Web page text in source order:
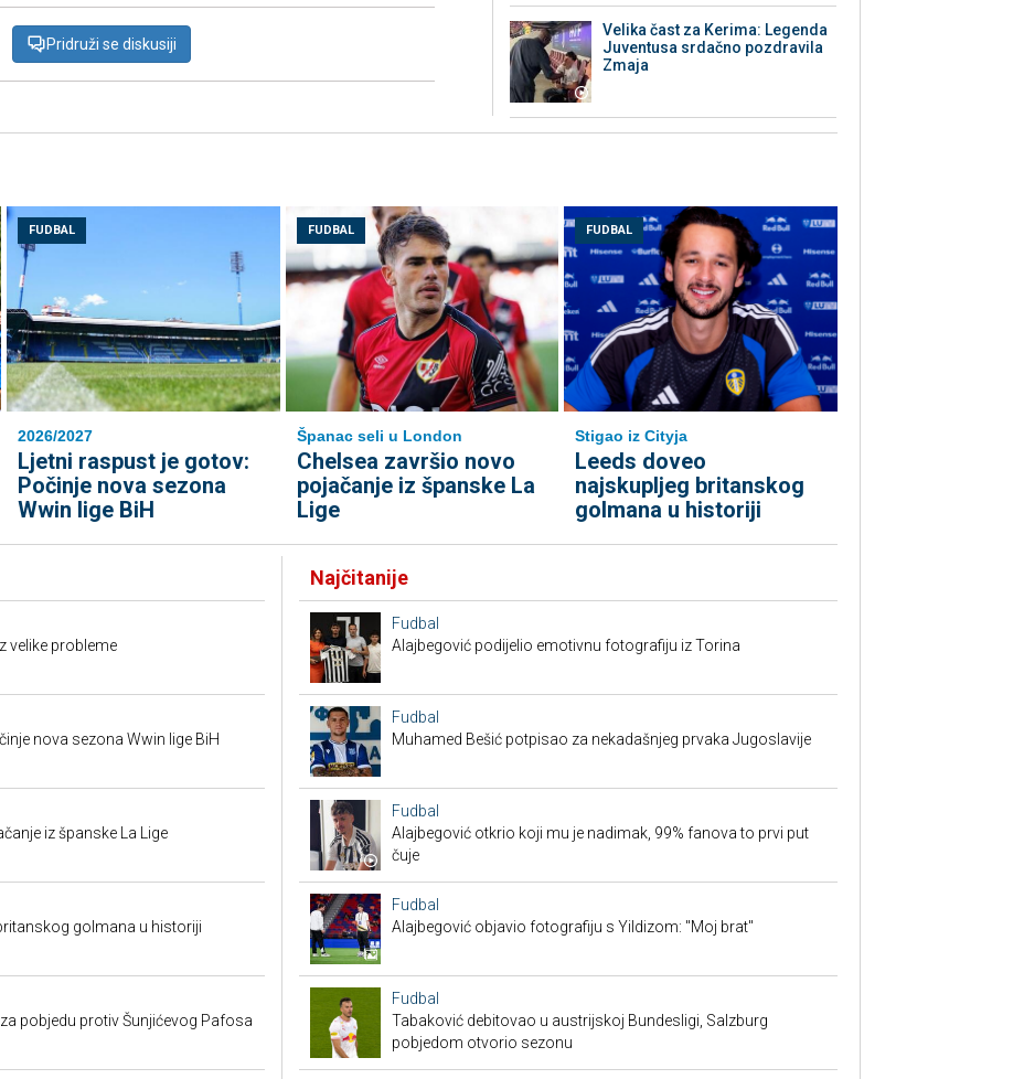
Pridruži se diskusiji
Velika čast za Kerima: Legenda
Juventusa srdačno pozdravila
Zmaja
FUDBAL
2026/2027
Ljetni raspust je gotov:
Počinje nova sezona
Wwin lige BiH
FUDBAL
Španac seli u London
Chelsea završio novo
pojačanje iz španske La
Lige
FUDBAL
Stigao iz Cityja
Leeds doveo
najskupljeg britanskog
golmana u historiji
velike probleme
nova sezona Wwin lige BiH
iz španske La Lige
golmana u historiji
pobjedu protiv Šunjićevog Pafosa
Najčitanije
Fudbal
Alajbegović podijelio emotivnu fotografiju iz Torina
Fudbal
Muhamed Bešić potpisao za nekadašnjeg prvaka Jugoslavije
Fudbal
Alajbegović otkrio koji mu je nadimak, 99% fanova to prvi put
čuje
Fudbal
Alajbegović objavio fotografiju s Yildizom: "Moj brat"
Fudbal
Tabaković debitovao u austrijskoj Bundesligi, Salzburg
pobjedom otvorio sezonu